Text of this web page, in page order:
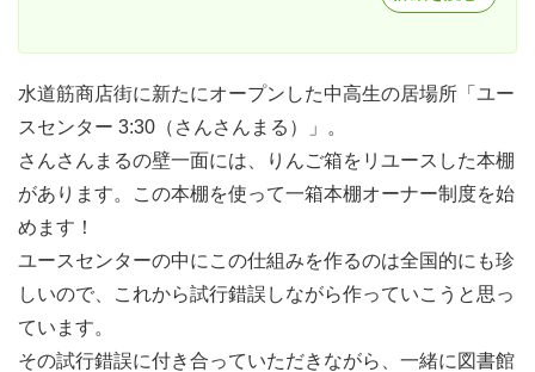
水道筋商店街に新たにオープンした中高生の居場所「ユー
スセンター 3:30（さんさんまる）」。
さんさんまるの壁一面には、りんご箱をリユースした本棚
があります。この本棚を使って一箱本棚オーナー制度を始
めます！
ユースセンターの中にこの仕組みを作るのは全国的にも珍
しいので、これから試行錯誤しながら作っていこうと思っ
ています。
その試行錯誤に付き合っていただきながら、一緒に図書館